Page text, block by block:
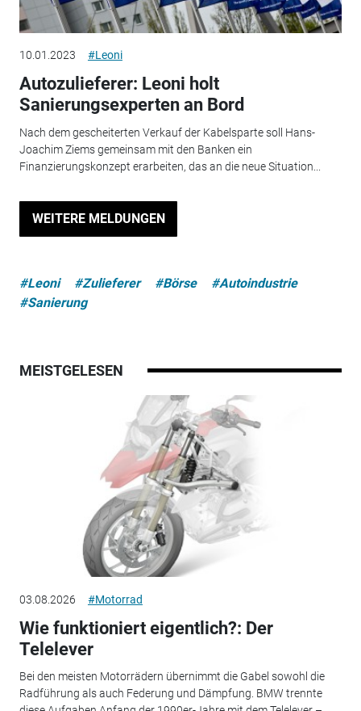
10.01.2023 #Leoni
Autozulieferer: Leoni holt
Sanierungsexperten an Bord
Nach dem gescheiterten Verkauf der Kabelsparte soll Hans-
Joachim Ziems gemeinsam mit den Banken ein
Finanzierungskonzept erarbeiten, das an die neue Situation...
WEITERE MELDUNGEN
#Leoni #Zulieferer #Börse
#Autoindustrie
#Sanierung
MEISTGELESEN
03.08.2026 #Motorrad
Wie funktioniert eigentlich?: Der
Telelever
Bei den meisten Motorrädern übernimmt die Gabel sowohl die
Radführung als auch Federung und Dämpfung. BMW trennte